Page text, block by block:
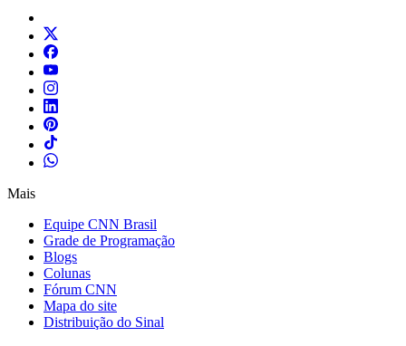
Mais
Equipe CNN Brasil
Grade de Programação
Blogs
Colunas
Fórum CNN
Mapa do site
Distribuição do Sinal